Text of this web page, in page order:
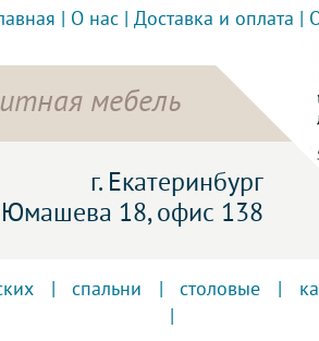
О нас Доставка и оплата
мебель
г. Екатеринбург
Юмашева 18, офис 138
спальни столовые